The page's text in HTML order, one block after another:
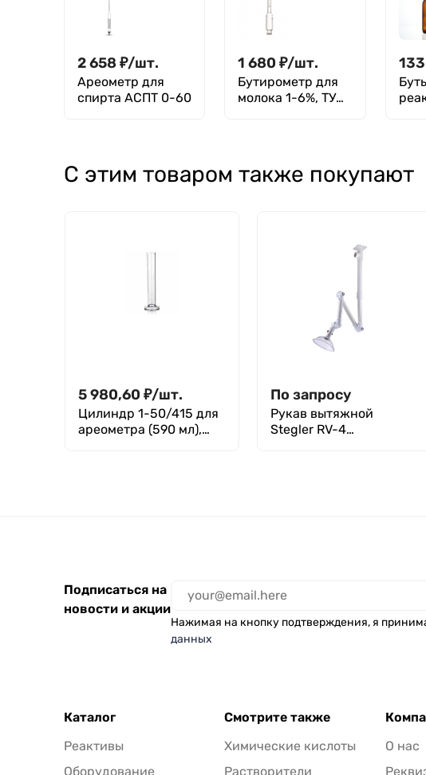
2 658 ₽/шт.
Ареометр для
спирта АСПТ 0-60
1 680 ₽/шт.
Бутирометр для
молока 1-6%, ТУ
133
С этим товаром также покупают
5 980,60 ₽/шт.
Цилиндр 1-50/415 для
ареометра (590 мл),
По запросу
Рукав вытяжной
Stegler RV-4
Подписаться на
новости и акции
Нажимая на кнопку подтверждения, я
данных
Каталог
Реактивы
Оборудование
Смотрите также
Химические кислоты
Растворители
О нас